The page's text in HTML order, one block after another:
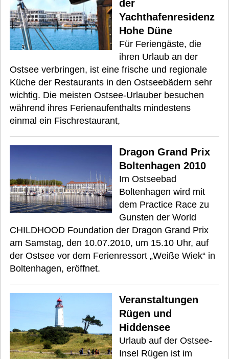
der
Yachthafenresidenz
Hohe Düne
Für Feriengäste, die
ihren Urlaub an der
Ostsee verbringen, ist eine frische und regionale
Küche der Restaurants in den Ostseebädern sehr
wichtig. Die meisten Ostsee-Urlauber besuchen
während ihres Ferienaufenthalts mindestens
einmal ein Fischrestaurant,
Dragon Grand Prix
Boltenhagen 2010
Im Ostseebad
Boltenhagen wird mit
dem Practice Race zu
Gunsten der World
CHILDHOOD Foundation der Dragon Grand Prix
am Samstag, den 10.07.2010, um 15.10 Uhr, auf
der Ostsee vor dem Ferienressort „Weiße Wiek“ in
Boltenhagen, eröffnet.
Veranstaltungen
Rügen und
Hiddensee
Urlaub auf der Ostsee-
Insel Rügen ist im